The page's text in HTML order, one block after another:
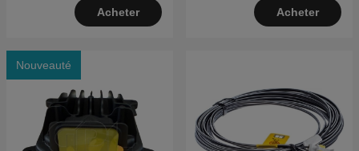
Acheter Acheter
Nouveauté